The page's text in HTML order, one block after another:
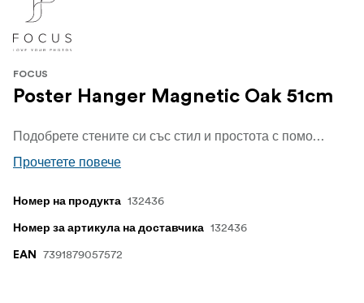
FOCUS
Poster Hanger Magnetic Oak 51cm
Подобрете стените си със стил и простота с помощта на нашата елегантна закачалка за плакати, изработена от дъб. Създадена, за да показва красиво любимите ви плакати, разпечатки и произведения на изкуството, тази елегантна и универсална закачалка съчетава функционалност с модерен скандинавски чар.
Прочетете повече
Номер на продукта 132436
Номер за артикула на доставчика 132436
EAN 7391879057572